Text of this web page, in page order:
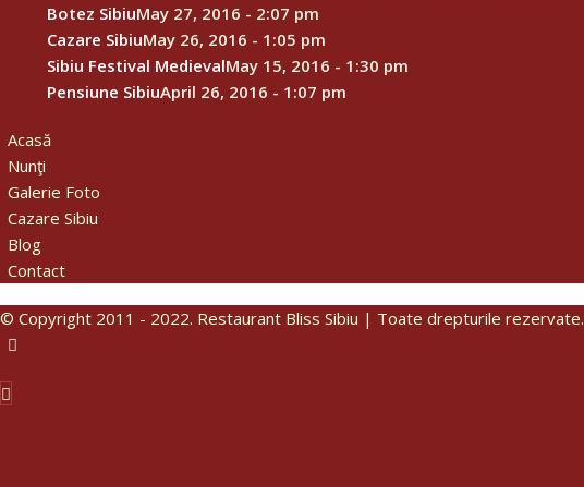
Botez SibiuMay 27, 2016 - 2:07 pm
Cazare SibiuMay 26, 2016 - 1:05 pm
Sibiu Festival MedievalMay 15, 2016 - 1:30 pm
Pensiune SibiuApril 26, 2016 - 1:07 pm
Acasă
Nunţi
Galerie Foto
Cazare Sibiu
Blog
Contact
© Copyright 2011 - 2022. Restaurant Bliss Sibiu | Toate drepturile rezervate.